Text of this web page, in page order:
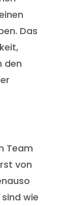
Das
den
Team
von
wie